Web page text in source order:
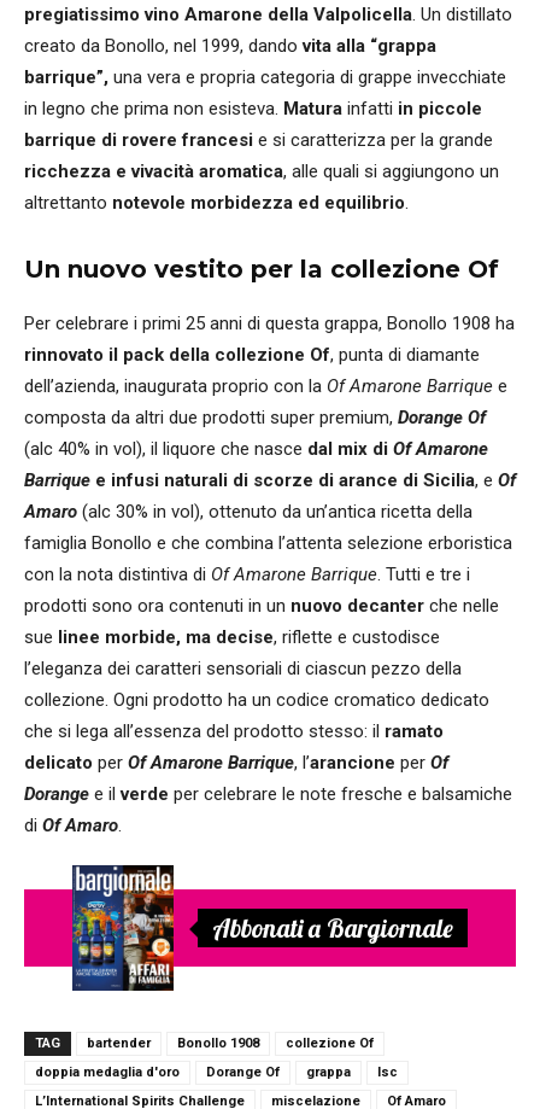
pregiatissimo vino Amarone della Valpolicella. Un distillato
creato da Bonollo, nel 1999, dandovita alla “grappa
barrique”, una vera e propria categoria di grappe invecchiate
in legno che prima non esisteva. Matura infatti in piccole
barrique di rovere francesi e si caratterizza per la grande
ricchezza e vivacità aromatica, alle quali si aggiungono un
altrettanto notevole morbidezza ed equilibrio.
Un nuovo vestito per la collezione Of
Per celebrare i primi 25 anni di questa grappa, Bonollo 1908 ha
rinnovato il pack della collezione Of, punta di diamante
dell’azienda, inaugurata proprio con la Of Amarone Barrique e
composta da altri due prodotti super premium, Dorange Of
(alc 40% in vol), il liquore che nasce dal mix di Of Amarone
Barrique e infusi naturali di scorze di arance di Sicilia, e Of
Amaro (alc 30% in vol), ottenuto da un’antica ricetta della
famiglia Bonollo e che combina l’attenta selezione erboristica
con la nota distintiva di Of Amarone Barrique. Tutti e tre i
prodotti sono ora contenuti in un nuovo decanter che nelle
sue linee morbide, ma decise, riflette e custodisce
l’eleganza dei caratteri sensoriali di ciascun pezzo della
collezione. Ogni prodotto ha un codice cromatico dedicato
che si lega all’essenza del prodotto stesso: il ramato
delicato per Of Amarone Barrique, l’arancione per Of
Dorange e ilverde per celebrare le note fresche e balsamiche
di Of Amaro.
Abbonati a Bargiornale
TAG bartender Bonollo 1908
collezione Of
doppia medaglia d'oro
Dorange Of grappa
Isc
L’International Spirits Challenge
miscelazione Of Amaro